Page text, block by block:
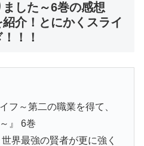
した～6巻の感想
紹介！とにかくスライ
！！
フ～第二の職業を得て、
』 6巻
界最強の賢者が更に強く